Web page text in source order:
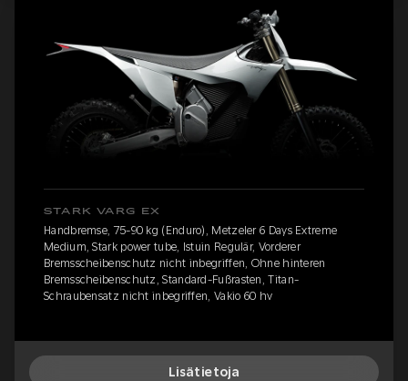
STARK VARG EX
Handbremse, 75-90 kg (Enduro), Metzeler 6 Days Extreme
Medium, Stark power tube, Istuin Regulär, Vorderer
Bremsscheibenschutz nicht inbegriffen, Ohne hinteren
Bremsscheibenschutz, Standard-Fußrasten, Titan-
Schraubensatz nicht inbegriffen, Vakio 60 hv
Lisätietoja